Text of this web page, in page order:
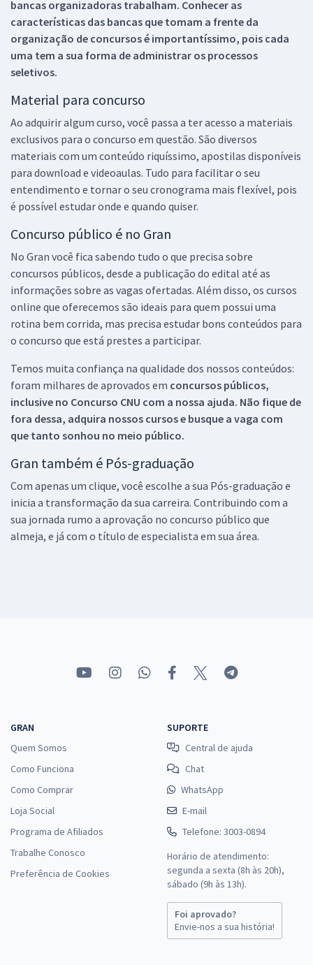
bancas organizadoras trabalham. Conhecer as
características das bancas que tomam a frente da
organização de concursos é importantíssimo, pois cada
uma tem a sua forma de administrar os processos
seletivos.
Material para concurso
Ao adquirir algum curso, você passa a ter acesso a materiais
exclusivos para o concurso em questão. São diversos
materiais com um conteúdo riquíssimo, apostilas disponíveis
para download e videoaulas. Tudo para facilitar o seu
entendimento e tornar o seu cronograma mais flexível, pois
é possível estudar onde e quando quiser.
Concurso público é no Gran
No Gran você fica sabendo tudo o que precisa sobre
concursos públicos, desde a publicação do edital até as
informações sobre as vagas ofertadas. Além disso, os cursos
online que oferecemos são ideais para quem possui uma
rotina bem corrida, mas precisa estudar bons conteúdos para
o concurso que está prestes a participar.
Temos muita confiança na qualidade dos nossos conteúdos:
foram milhares de aprovados em concursos públicos,
inclusive no Concurso CNU com a nossa ajuda. Não fique de
fora dessa, adquira nossos cursos e busque a vaga com
que tanto sonhou no meio público.
Gran também é Pós-graduação
Com apenas um clique, você escolhe a sua Pós-graduação e
inicia a transformação da sua carreira. Contribuindo com a
sua jornada rumo a aprovação no concurso público que
almeja, e já com o título de especialista em sua área.
GRAN
Quem Somos
Como Funciona
Como Comprar
Loja Social
Programa de Afiliados
Trabalhe Conosco
Preferência de Cookies
SUPORTE
Central de ajuda
Chat
WhatsApp
E-mail
Telefone: 3003-0894
Horário de atendimento:
segunda a sexta (8h às 20h),
sábado (9h às 13h).
Foi aprovado?
Envie-nos a sua história!